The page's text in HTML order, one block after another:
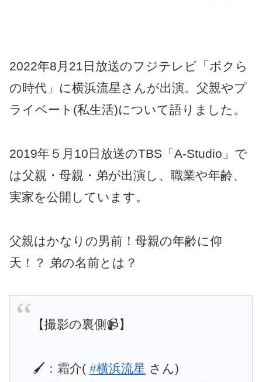
2022年8月21日放送のフジテレビ「ボクら
の時代」に横浜流星さんが出演。父親やプ
ライベート(私生活)について語りました。
2019年５月10日放送のTBS「A-Studio」で
は父親・母親・弟が出演し、職業や年齢、
実家を公開しています。
父親はかなりの男前！母親の年齢に仰
天！？ 弟の名前とは？
【撮影の裏側📹】
🖌：霜介( #横浜流星 さん)